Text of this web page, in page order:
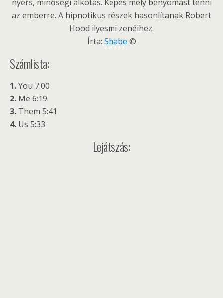
nyers, minőségi alkotás. Képes mély benyomást tenni
az emberre. A hipnotikus részek hasonlítanak Robert
Hood ilyesmi zenéihez.
Írta: Shabe ©
Számlista:
1.You 7:00
2. Me 6:19
3. Them 5:41
4. Us 5:33
Lejátszás: